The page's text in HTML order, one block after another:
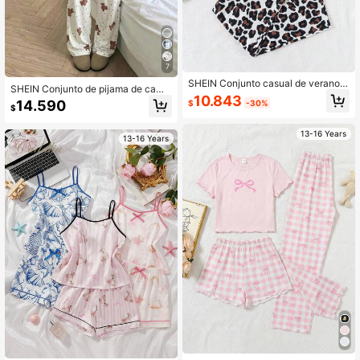
7
SHEIN Conjunto de pijama de camis
eta de tirantes con gráfico de oso y
leggings para adolescentes
$14.590
13-16 Years
SHEIN Conjunto casual de verano d
e 3 piezas para adolescente: camis
ola estampada con corazones y leo
$10.843 -30%
13-16 Years